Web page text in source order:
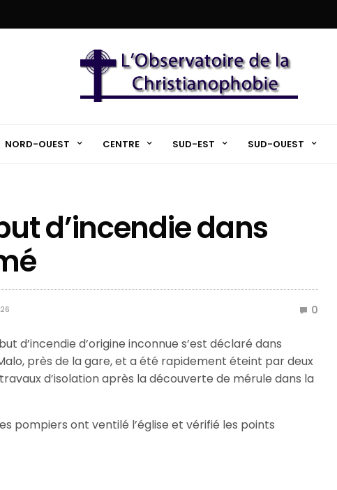
NORD-OUEST CENTRE SUD-EST SUD-OUEST
d’incendie dans
0
d’incendie d’origine inconnue s’est déclaré dans
près de la gare, et a été rapidement éteint par deux
d’isolation après la découverte de mérule dans la
pompiers ont ventilé l’église et vérifié les points